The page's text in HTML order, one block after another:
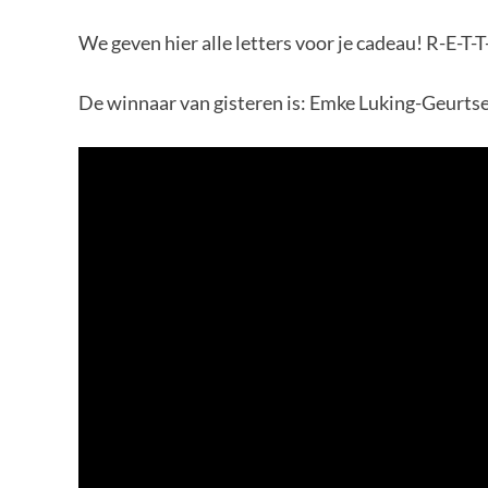
We geven hier alle letters voor je cadeau! R-E-T-
De winnaar van gisteren is: Emke Luking-